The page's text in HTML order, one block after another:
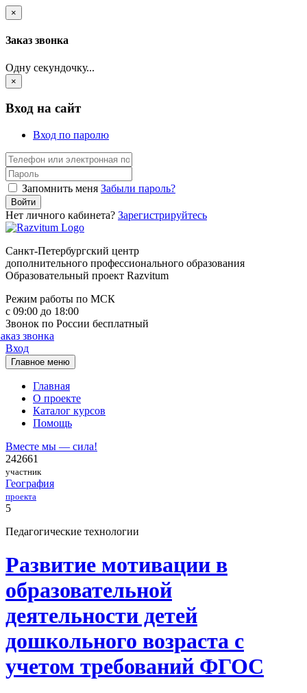
×
Заказ звонка
Одну секундочку...
×
Вход на сайт
Вход по паролю
Запомнить меня Забыли пароль?
Войти
Нет личного кабинета? Зарегистрируйтесь
Санкт-Петербургский центр
дополнительного профессионального образования
Образовательный проект Razvitum
Режим работы по МСК
с 09:00 до 18:00
Звонок по России бесплатный
звонка
Вход
Главное меню
Главная
О проекте
Каталог курсов
Помощь
Вместе мы — сила!
242661
участник
География
проекта
5
Педагогические технологии
Развитие мотивации в
образовательной
деятельности детей
дошкольного возраста с
учетом требований ФГОС